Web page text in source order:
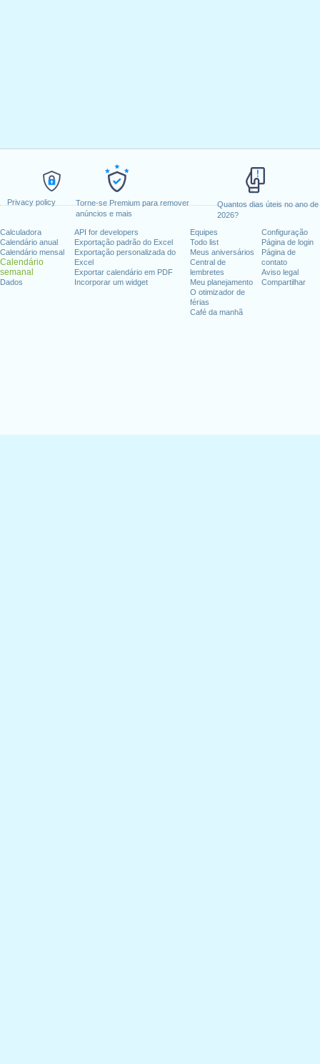
Privacy policy
Torne-se Premium para remover
anúncios e mais
Quantos dias úteis no ano de
2026?
Calculadora
Calendário anual
Calendário mensal
Calendário
semanal
Dados
API for developers
Exportação padrão do Excel
Exportação personalizada do
Excel
Exportar calendário em PDF
Incorporar um widget
Equipes
Todo list
Meus aniversários
Central de
lembretes
Meu planejamento
O otimizador de
férias
Café da manhã
Configuração
Página de login
Página de
contato
Aviso legal
Compartilhar